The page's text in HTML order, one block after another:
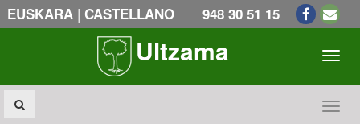
EUSKARA | CASTELLANO 948 30 51 15
Ultzama